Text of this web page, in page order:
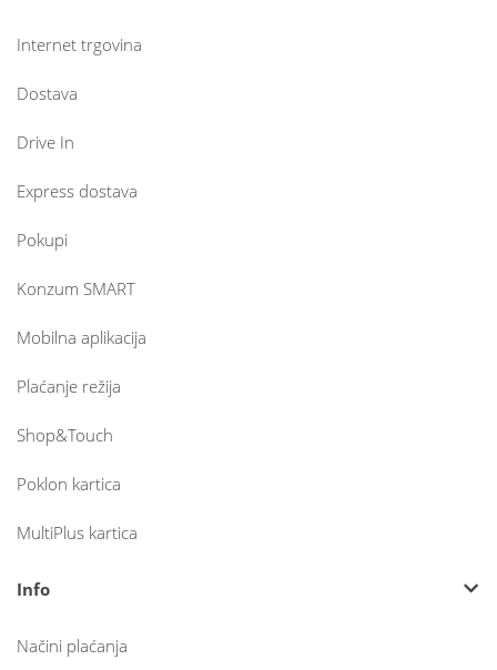
Internet trgovina
Dostava
Drive In
Express dostava
Pokupi
Konzum SMART
Mobilna aplikacija
Plaćanje režija
Shop&Touch
Poklon kartica
MultiPlus kartica
Info
Načini plaćanja